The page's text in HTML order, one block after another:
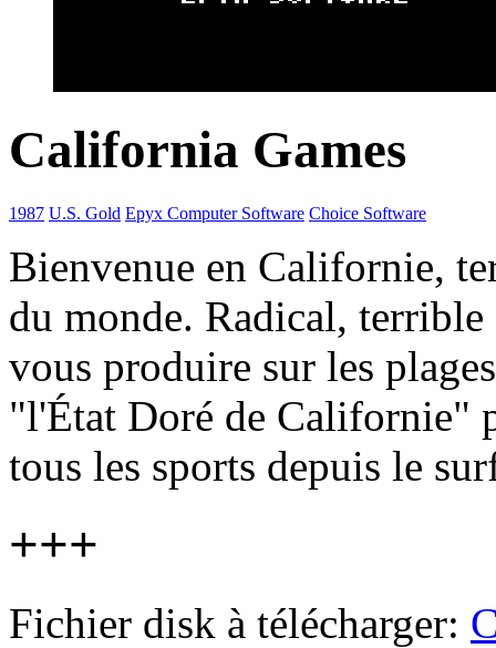
California Games
1987 U.S. Gold Epyx Computer Software Choice Software
Bienvenue en Californie,
du monde. Radical,
vous produire sur les
"l'État Doré de Californie"
tous les sports depuis le
+++
Fichier disk à télécharger: